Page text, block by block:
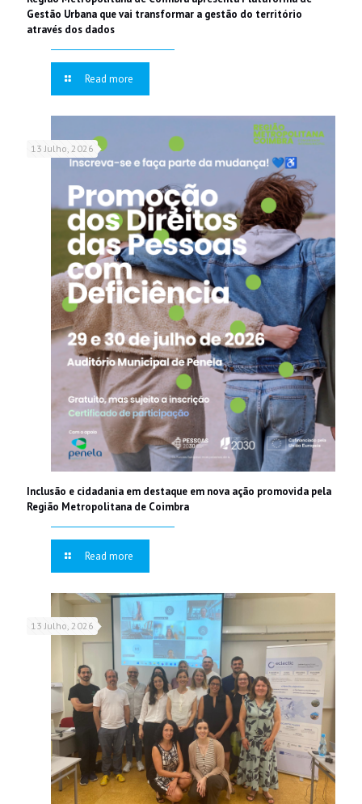
Gestão Urbana que vai transformar a gestão do território
através dos dados
Read more
13 Julho, 2026
Inclusão e cidadania em destaque em nova ação promovida pela
Região Metropolitana de Coimbra
Read more
13 Julho, 2026